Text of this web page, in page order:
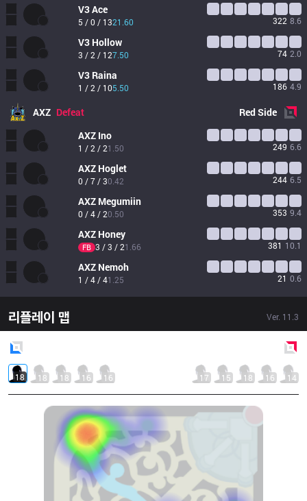
V3Ace
5 / 0 / 1321.60 322 8.6
V3 Hollow
3 / 2 / 127.50 74 2.0
V3 Raina
1 / 2 / 105.50 186 4.9
AXZ Defeat RedSide
AXZ Ino
1 / 2 / 21.50 249 6.6
AXZ Hoglet
0 / 7 / 30.42 244 6.5
AXZ Megumiin
0 / 4 / 20.50 353 9.4
AXZ Honey
FB 3 / 3 / 21.66 381 10.1
AXZ Nemoh
1 / 4 / 41.25 21 0.6
리플레이 맵 Ver. 11.3
18 18 18 16 16 17 15 18 16 14